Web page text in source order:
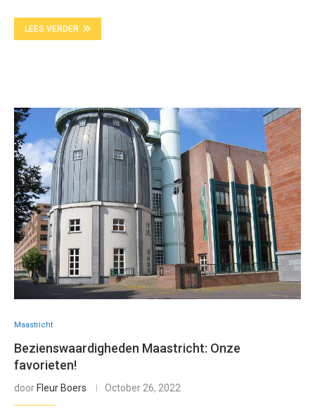
LEES VERDER
Maastricht
Bezienswaardigheden Maastricht: Onze
favorieten!
door Fleur Boers October 26, 2022